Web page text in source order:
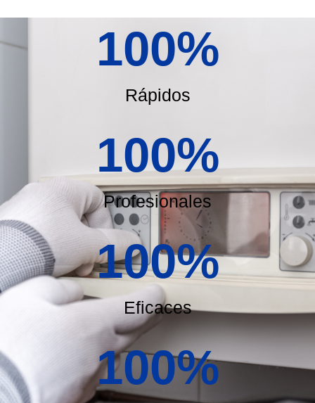
Rápidos
100%
Profesionales
100%
Eficaces
100%
100%